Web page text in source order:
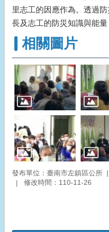
里志工的因應作為。透過
長及志工的防災知識與能量
相關圖片
發布單位：臺南市左鎮區公所
修改時間：110-11-26